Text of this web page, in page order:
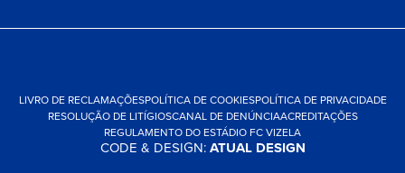
LIVRO DE RECLAMAÇÕESPOLÍTICA DE COOKIESPOLÍTICA DE PRIVACIDADE
RESOLUÇÃO DE LITÍGIOSCANAL DE DENÚNCIAACREDITAÇÕES
REGULAMENTO DO ESTÁDIO FC VIZELA
CODE & DESIGN:ATUAL DESIGN